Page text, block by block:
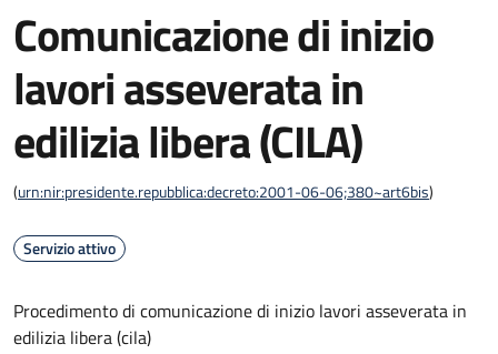
Comunicazione di inizio
lavori asseverata in
edilizia libera (CILA)
(urn:nir:presidente.repubblica:decreto:2001-06-06;380~art6bis)
Servizio attivo
Procedimento di comunicazione di inizio lavori asseverata in
edilizia libera (cila)